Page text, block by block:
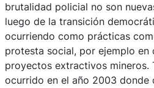
brutalidad policial no son
luego de la transición
ocurriendo como prácticas
protesta social, por ejemplo
proyectos extractivos mineros.
ocurrido en el año 2003 donde